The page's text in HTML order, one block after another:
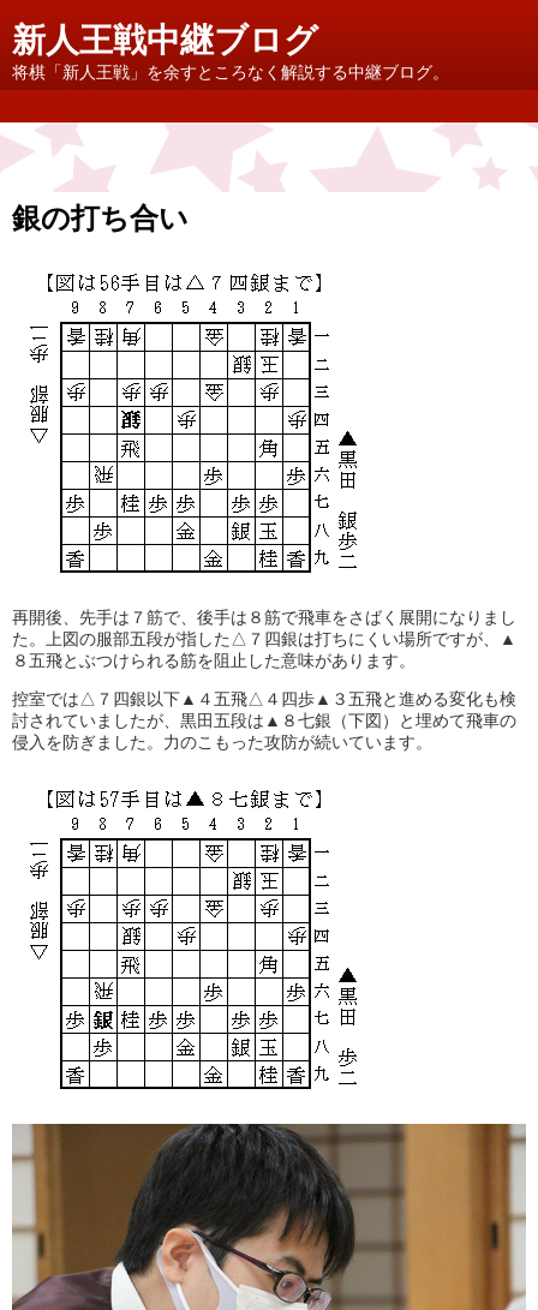
新人王戦中継ブログ
将棋「新人王戦」を余すところなく解説する中継ブログ。
銀の打ち合い
再開後、先手は７筋で、後手は８筋で飛車をさばく展開になりまし
た。上図の服部五段が指した△７四銀は打ちにくい場所ですが、▲
８五飛とぶつけられる筋を阻止した意味があります。
控室では△７四銀以下▲４五飛△４四歩▲３五飛と進める変化も検
討されていましたが、黒田五段は▲８七銀（下図）と埋めて飛車の
侵入を防ぎました。力のこもった攻防が続いています。